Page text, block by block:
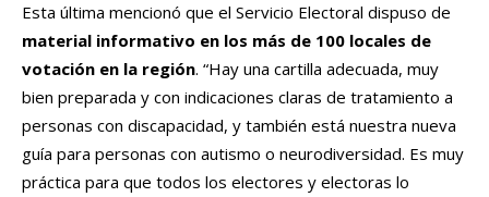
Esta última mencionó que el Servicio Electoral dispuso de
material informativo en los más de 100 locales de
votación en la región. “Hay una cartilla adecuada, muy
bien preparada y con indicaciones claras de tratamiento a
personas con discapacidad, y también está nuestra nueva
guía para personas con autismo o neurodiversidad. Es muy
práctica para que todos los electores y electoras lo